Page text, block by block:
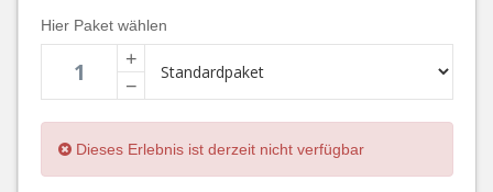
Hier Paket wählen
+
−
Dieses Erlebnis ist derzeit nicht verfügbar